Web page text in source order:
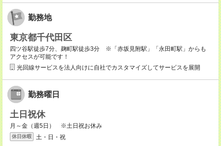
勤務地
東京都千代田区
四ツ谷駅徒歩7分、麹町駅徒歩3分 ※「赤坂見附駅」「永田町駅」からも
アクセスが可能です！
光回線サービスを法人向けに自社でカスタマイズしてサービスを展開
勤務曜日
土日祝休
月～金（週5日） ※土日祝お休み
休日休暇 土・日・祝